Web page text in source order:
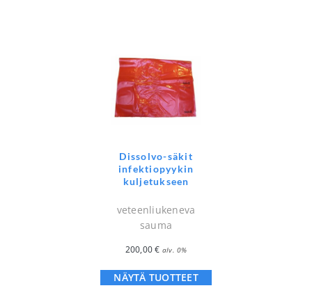
Dissolvo-säkit
infektiopyykin
kuljetukseen
veteenliukeneva
sauma
200,00€ alv. 0%
NÄYTÄ TUOTTEET